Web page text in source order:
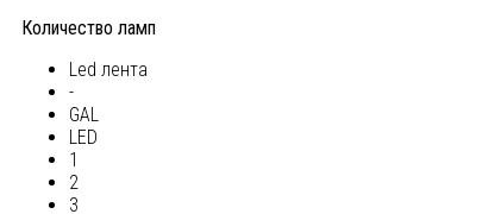
Количество ламп
Led лента
-
GAL
LED
1
2
3